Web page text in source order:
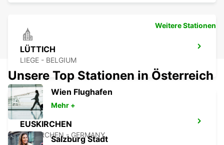
LÜTTICH
LIEGE - BELGIUM
EUSKIRCHEN
EUSKIRCHEN - GERMANY
Weitere Stationen
Unsere Top Stationen in Österreich
Wien Flughafen
Mehr +
Salzburg Stadt